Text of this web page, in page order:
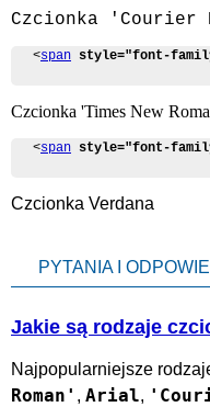
Czcionka 'Courier
<span style="font-
Czcionka 'Times New
<span style="font-
Czcionka Verdana
PYTANIA I
Jakie są rodzaje
Najpopularniejsze
Roman' , Arial,